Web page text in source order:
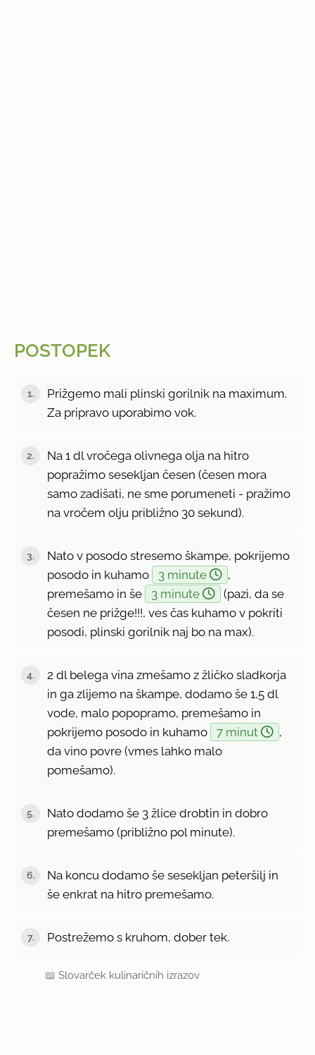
POSTOPEK
1.
Prižgemo mali plinski gorilnik na maximum.
Za pripravo uporabimo vok.
2.
Na 1 dl vročega olivnega olja na hitro
popražimo sesekljan česen (česen mora
samo zadišati, ne sme porumeneti - pražimo
na vročem olju približno 30 sekund).
3.
Nato v posodo stresemo škampe, pokrijemo
posodo in kuhamo
3 minute
,
premešamo in še
3 minute
(pazi, da se
česen ne prižge!!!, ves čas kuhamo v pokriti
posodi, plinski gorilnik naj bo na max).
4.
2 dl belega vina zmešamo z žličko sladkorja
in ga zlijemo na škampe, dodamo še 1,5 dl
vode, malo popopramo, premešamo in
pokrijemo posodo in kuhamo
7 minut
,
da vino povre (vmes lahko malo
pomešamo).
5.
Nato dodamo še 3 žlice drobtin in dobro
premešamo (približno pol minute).
6.
Na koncu dodamo še sesekljan peteršilj in
še enkrat na hitro premešamo.
7. Postrežemo s kruhom, dober tek.
📖Slovarček kulinaričnih izrazov